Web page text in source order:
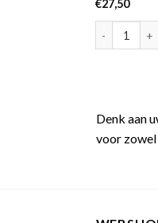
€27,50
Denk aan
voor